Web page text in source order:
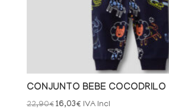
CONJUNTO BEBE COCODRILO
22,90€ El
16,03€ElIVA Incl